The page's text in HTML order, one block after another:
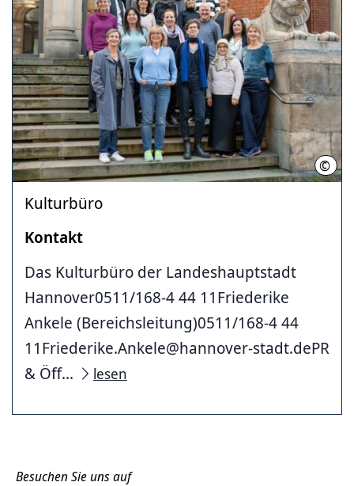
©
Kulturbüro
Kontakt
Das Kulturbüro der Landeshauptstadt
Hannover0511/168-4 44 11Friederike
Ankele (Bereichsleitung)0511/168-4 44
11Friederike.Ankele@hannover-stadt.dePR
& Öff...
lesen
Besuchen Sie uns auf